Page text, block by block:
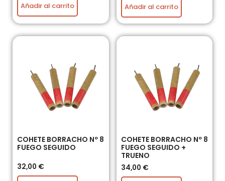
Añadir al carrito Añadir al carrito
COHETE BORRACHO Nº 8
FUEGO SEGUIDO
32,00 €
COHETE BORRACHO Nº 8
FUEGO SEGUIDO +
TRUENO
34,00 €